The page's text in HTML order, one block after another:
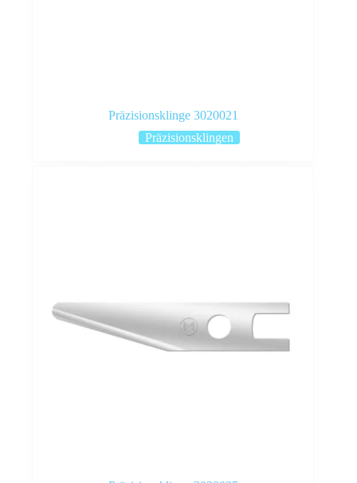
Präzisionsklinge 3020021
Präzisionsklingen